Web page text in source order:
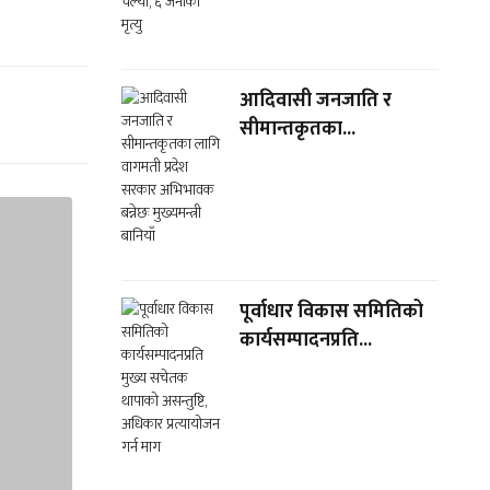
आदिवासी जनजाति र
सीमान्तकृतका...
पूर्वाधार विकास समितिको
कार्यसम्पादनप्रति...